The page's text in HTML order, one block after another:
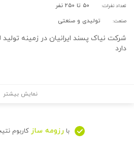
تعداد نفرات: ۵۰ تا ۲۵۰ نفر
صنعت: تولیدی و صنعتی
شرکت نیاک پسند ایرانیان در زمینه تولید
دارد
نمایش بیشتر
با رزومه ساز کاربوم